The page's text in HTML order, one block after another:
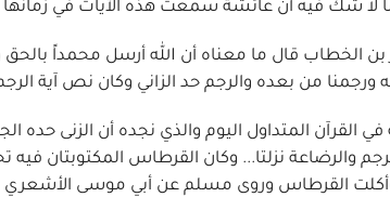
شك فيه أن عائشة سمعت هذه الآيات في زمانها
قال ما معناه أن الله أرسل محمداً بالحق
ورجمنا من بعده والرجم حد الزاني وكان نص آية
والرضاعة نزلتا... وكان القرطاس المكتوبتان
القرطاس وروى مسلم عن أبي موسى الأشعري